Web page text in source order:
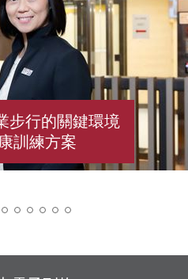
步行的關鍵環境
訓練方案